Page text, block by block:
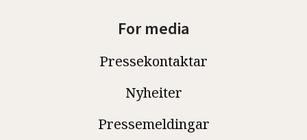
For media
Pressekontaktar
Nyheiter
Pressemeldingar